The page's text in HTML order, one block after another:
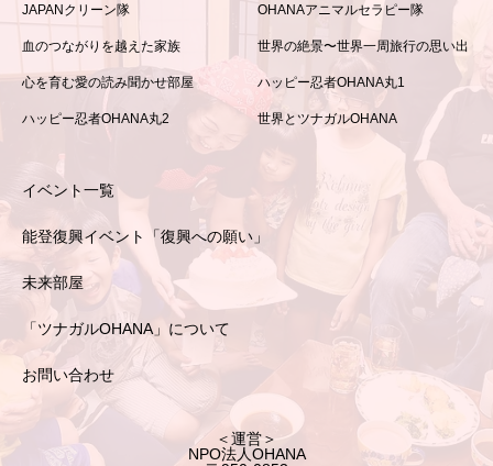
JAPANクリーン隊 OHANAアニマルセラピー隊
血のつながりを越えた家族 世界の絶景〜世界一周旅行の思い出
心を育む愛の読み聞かせ部屋 ハッピー忍者OHANA丸1
ハッピー忍者OHANA丸2 世界とツナガルOHANA
イベント一覧
能登復興イベント「復興への願い」
未来部屋
「ツナガルOHANA」について
お問い合わせ
＜運営＞
NPO法人OHANA